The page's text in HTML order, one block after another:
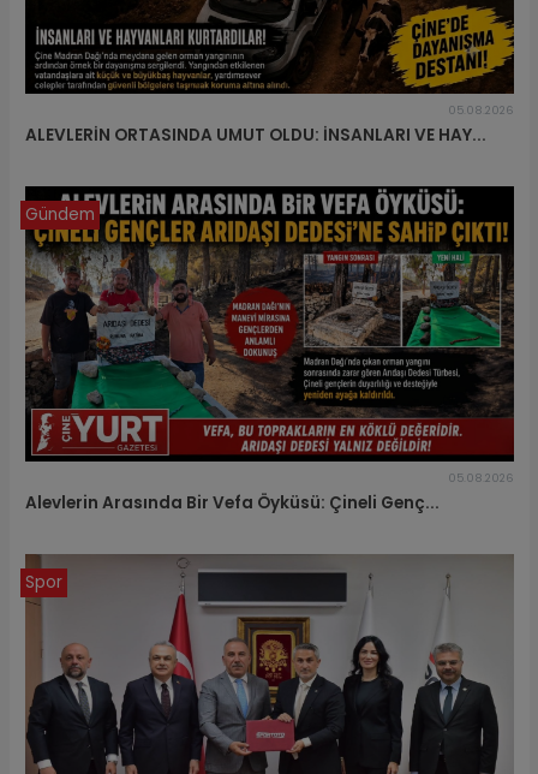
05.08.2026
ALEVLERİN ORTASINDA UMUT OLDU: İNSANLARI VE HAY...
05.08.2026
Alevlerin Arasında Bir Vefa Öyküsü: Çineli Genç...
Gündem
Spor